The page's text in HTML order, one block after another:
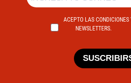
ACEPTO LAS CONDICIONES
NEWSLETTERS.